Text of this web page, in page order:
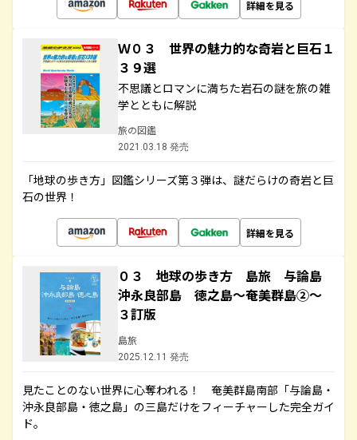
詳細を見る
Ｗ０３ 世界の魅力的な奇岩と巨石１
３９選
不思議とロマンに満ちた岩石の謎を旅の雑
学とともに解説
旅の図鑑
2021.03.18 発売
「地球の歩き方」図鑑シリーズ第３弾は、謎だらけの奇岩と巨
石の世界！
詳細を見る
０３ 地球の歩き方 島旅 与論島
沖永良部島 徳之島～奄美群島②～
３訂版
島旅
2025.12.11 発売
見たことのない世界に心奪われる！ 奄美群島南部「与論島・
沖永良部島・徳之島」の三島だけをフィーチャーした完全ガイ
ド。